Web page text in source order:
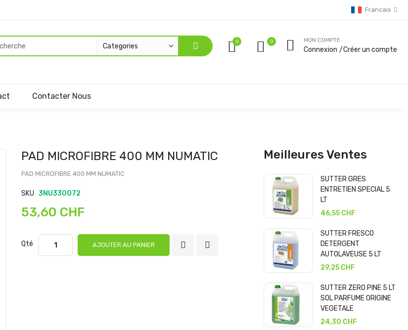
Francais
0 MON COMPTE
Connexion Créer un compte
Contacter Nous
Passer
début
d’images
PAD MICROFIBRE 400 MM NUMATIC
PAD MICROFIBRE 400 MM NUMATIC
SKU 3NU330072
53,60 CHF
Qté AJOUTER AU PANIER
Meilleures Ventes
SUTTER GRES
ENTRETIEN SPECIAL 5
LT
46,55 CHF
SUTTER FRESCO
DETERGENT
AUTOLAVEUSE 5 LT
29,25 CHF
SUTTER ZERO PINE 5 LT
SOL PARFUME ORIGINE
VEGETALE
24,30 CHF